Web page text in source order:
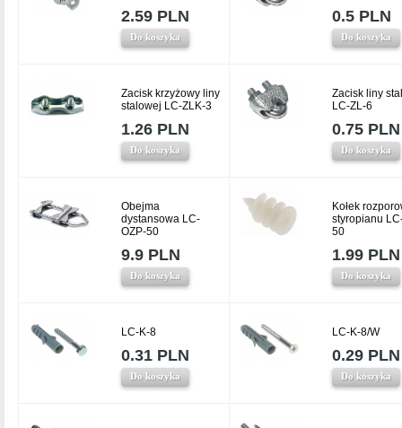
2.59 PLN
Do koszyka
0.5 PLN
Do koszyka
Zacisk krzyżowy liny
stalowej LC-ZLK-3
1.26 PLN
Do koszyka
Zacisk liny
LC-ZL-6
0.75 PLN
Do koszyka
Obejma
dystansowa LC-
OZP-50
9.9 PLN
Do koszyka
Kołek
styropianu
50
1.99 PLN
Do koszyka
LC-K-8
0.31 PLN
Do koszyka
LC-K-8/W
0.29 PLN
Do koszyka